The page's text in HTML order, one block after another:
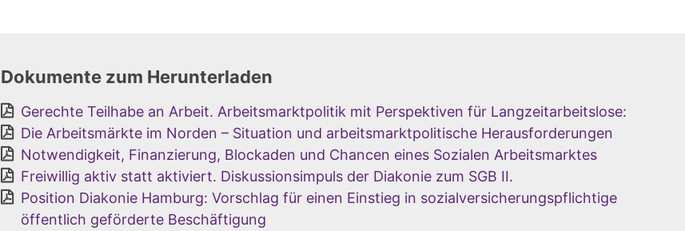
Dokumente zum Herunterladen
Gerechte Teilhabe an Arbeit. Arbeitsmarktpolitik mit Perspektiven für Langzeitarbeitslose:
Die Arbeitsmärkte im Norden – Situation und arbeitsmarktpolitische Herausforderungen
Notwendigkeit, Finanzierung, Blockaden und Chancen eines Sozialen Arbeitsmarktes
Freiwillig aktiv statt aktiviert. Diskussionsimpuls der Diakonie zum SGB II.
Position Diakonie Hamburg: Vorschlag für einen Einstieg in sozialversicherungspflichtige
öffentlich geförderte Beschäftigung